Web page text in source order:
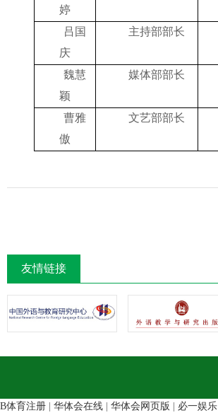
婷
吕国
庆
主持部部长
魏慧
颖
媒体部部长
曹雅
傲
文艺部部长
友情链接
B体育注册 华体会在线 华体会网页版 必一娱乐